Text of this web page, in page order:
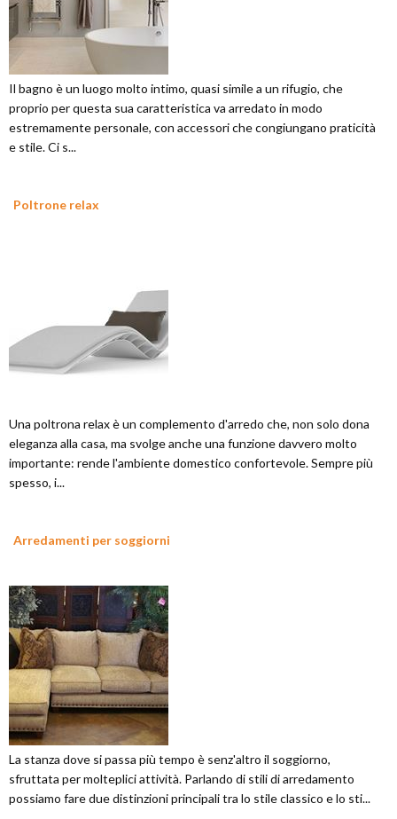
Il bagno è un luogo molto intimo, quasi simile a un rifugio, che
proprio per questa sua caratteristica va arredato in modo
estremamente personale, con accessori che congiungano praticità
e stile. Ci s...
Poltrone relax
Una poltrona relax è un complemento d'arredo che, non solo dona
eleganza alla casa, ma svolge anche una funzione davvero molto
importante: rende l'ambiente domestico confortevole. Sempre più
spesso, i...
Arredamenti per soggiorni
La stanza dove si passa più tempo è senz'altro il soggiorno,
sfruttata per molteplici attività. Parlando di stili di arredamento
possiamo fare due distinzioni principali tra lo stile classico e lo sti...